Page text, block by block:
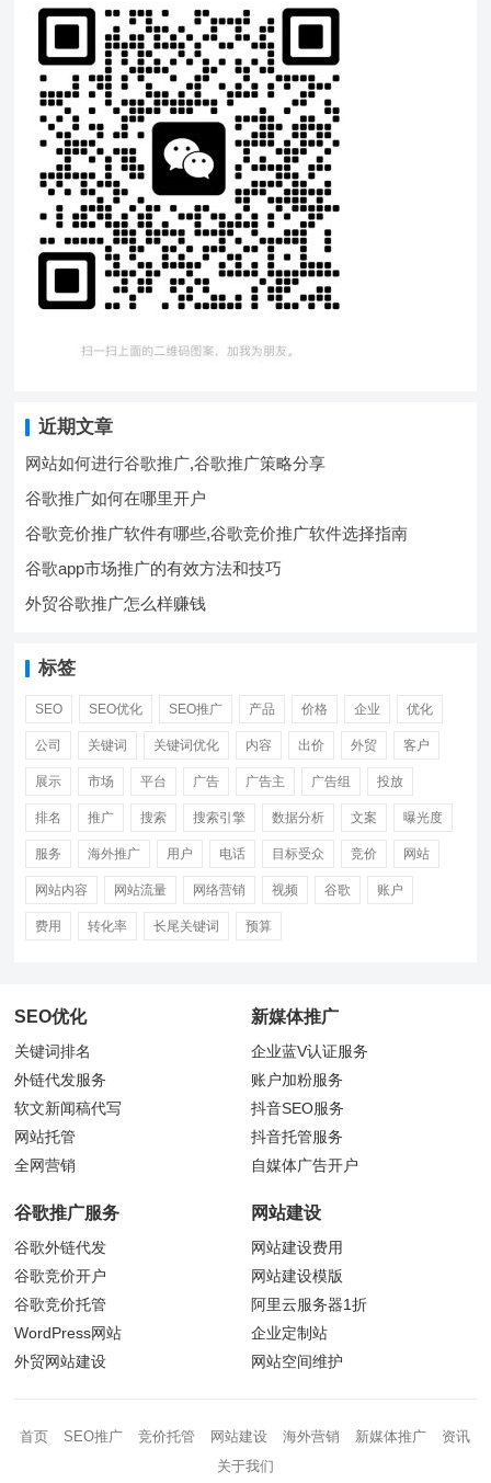
近期文章
网站如何进行谷歌推广,谷歌推广策略分享
谷歌推广如何在哪里开户
谷歌竞价推广软件有哪些,谷歌竞价推广软件选择指南
谷歌app市场推广的有效方法和技巧
外贸谷歌推广怎么样赚钱
标签
SEO SEO优化 SEO推广 产品 价格 企业 优化
公司 关键词 关键词优化 内容 出价 外贸 客户
展示 市场 平台 广告 广告主 广告组 投放
排名 推广 搜索 搜索引擎 数据分析 文案 曝光度
服务 海外推广 用户 电话 目标受众 竞价 网站
网站内容 网站流量 网络营销 视频 谷歌 账户
费用 转化率 长尾关键词 预算
SEO优化
关键词排名
外链代发服务
软文新闻稿代写
网站托管
全网营销
新媒体推广
企业蓝V认证服务
账户加粉服务
抖音SEO服务
抖音托管服务
自媒体广告开户
谷歌推广服务
谷歌外链代发
谷歌竞价开户
谷歌竞价托管
WordPress网站
外贸网站建设
网站建设
网站建设费用
网站建设模版
阿里云服务器1折
企业定制站
网站空间维护
首页 SEO推广 竞价托管 网站建设 海外营销 新媒体推广
资讯
关于我们